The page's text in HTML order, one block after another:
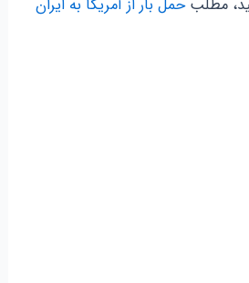
مطلبحمل بار از آمریکا به ایران